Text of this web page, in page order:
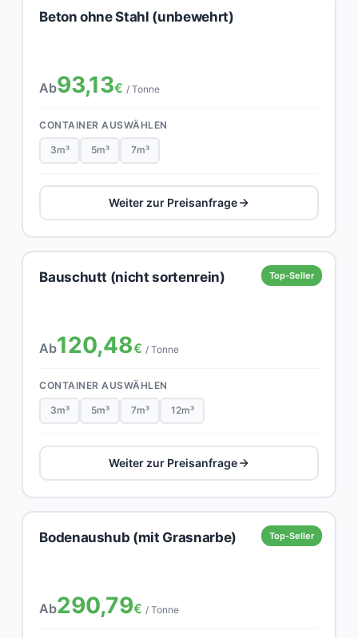
Beton ohne Stahl (unbewehrt)
Ab93,13€ / Tonne
CONTAINER AUSWÄHLEN
3m³ 5m³ 7m³
Weiter zur Preisanfrage
Top-Seller
Bauschutt (nicht sortenrein)
Ab120,48€ / Tonne
CONTAINER AUSWÄHLEN
3m³ 5m³ 7m³ 12m³
Weiter zur Preisanfrage
Top-Seller
Bodenaushub (mit Grasnarbe)
Ab290,79€ / Tonne